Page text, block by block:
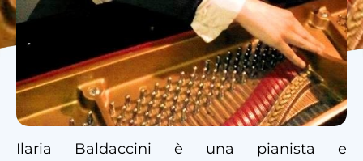
Ilaria Baldaccini è una pianista e